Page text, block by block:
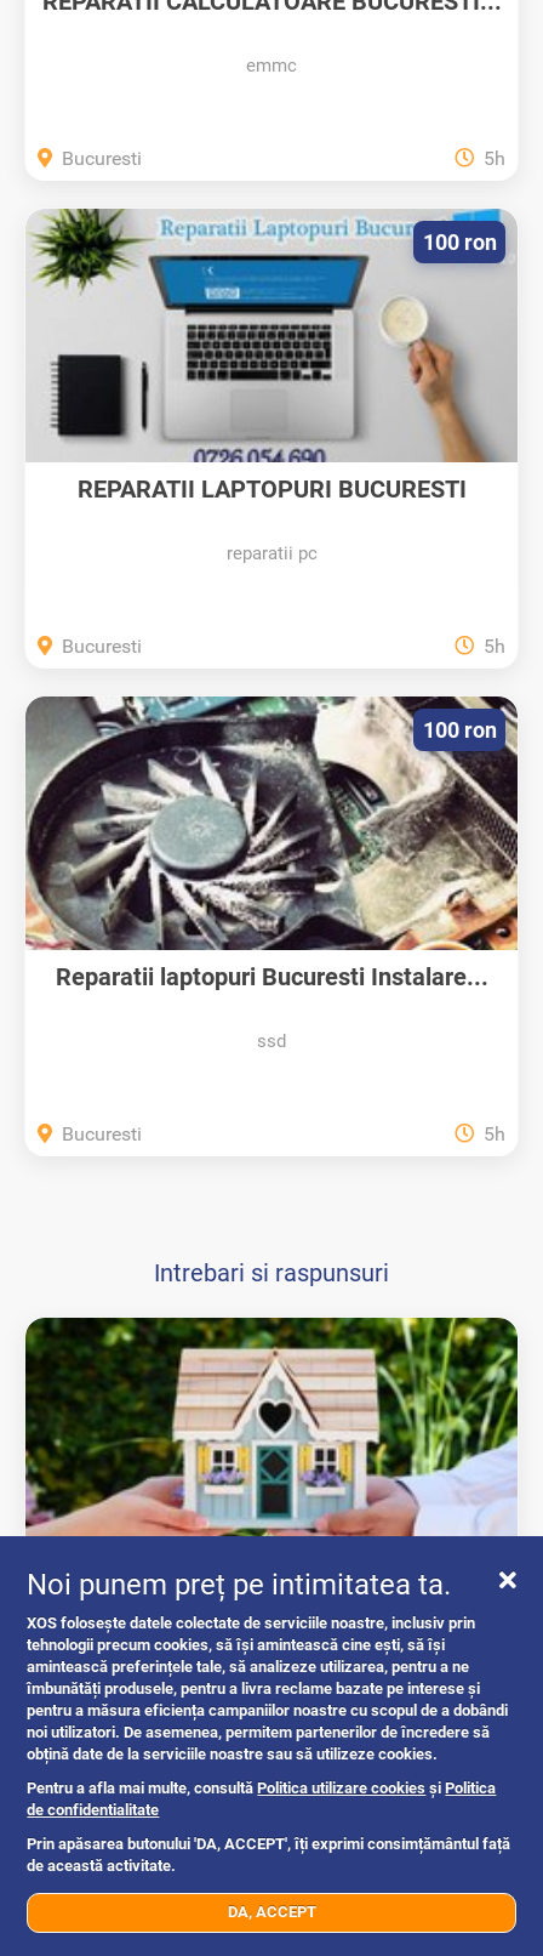
07xx xxx xxx Trimite mesaj
emmc
Bucuresti 5h
REPARATII LAPTOPURI BUCURESTI
reparatii pc
100 ron
Bucuresti 5h
Reparatii laptopuri Bucuresti Instalare...
ssd
100 ron
Bucuresti 5h
Intrebari si raspunsuri
Ghid complet: acte necesare pentru...
intrebari si raspunsuri
Romania
Noi punem preț pe intimitatea ta.
XOS folosește datele colectate de serviciile noastre, inclusiv prin
tehnologii precum cookies, să își amintească cine ești, să își
amintească preferințele tale, să analizeze utilizarea, pentru a ne
îmbunătăți produsele, pentru a livra reclame bazate pe interese și
pentru a măsura eficiența campaniilor noastre cu scopul de a dobândi
noi utilizatori. De asemenea, permitem partenerilor de încredere să
obțină date de la serviciile noastre sau să utilizeze cookies.
Pentru a afla mai multe, consultăPolitica utilizare cookies șiPolitica
de confidentialitate
Prin apăsarea butonului 'DA, ACCEPT', îți exprimi consimțământul față
de această activitate.
DA, ACCEPT